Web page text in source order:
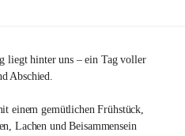
Unterrichtsformen
schaffen.
liegt hinter uns – ein Tag voller
Abschied.
einem gemütlichen Frühstück,
Lachen und Beisammensein